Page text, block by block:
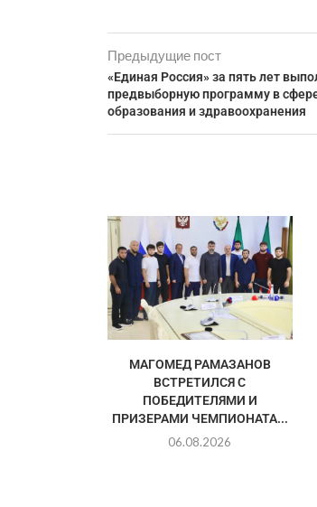
Предыдущие пост
«Единая Россия» за пять лет
предвыборную программу в
образования и здравоохранения
МАГОМЕД РАМАЗАНОВ
ВСТРЕТИЛСЯ С
ПОБЕДИТЕЛЯМИ И
ПРИЗЕРАМИ ЧЕМПИОНАТА...
06.08.2026